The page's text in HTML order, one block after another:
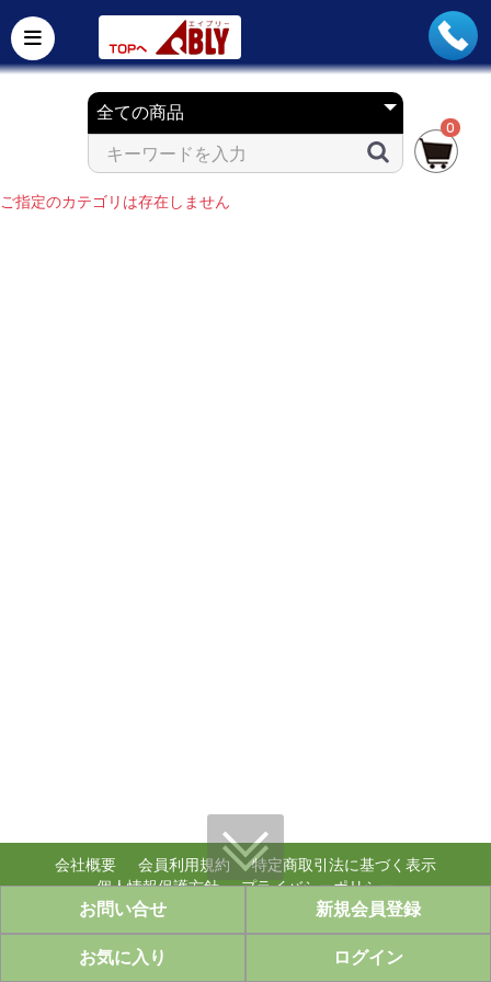
0
ご指定のカテゴリは存在しません
会社概要 会員利用規約
特定商取引法に基づく表示
個人情報保護方針
プライバシーポリシー
個人情報のお取り扱い
copyright (c) ably,inc. WebShop all rights reserved.
お問い合せ 新規会員登録
お気に入り ログイン